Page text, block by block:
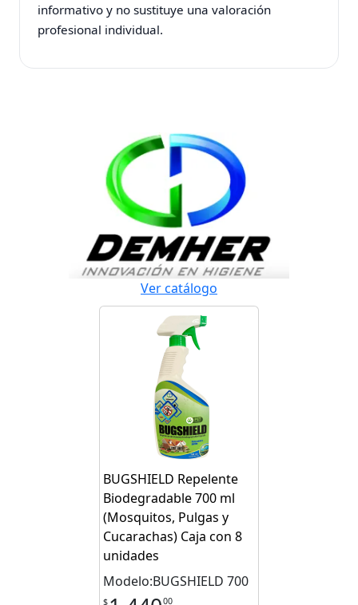
informativo y no sustituye una valoración
profesional individual.
Ver catálogo
BUGSHIELD Repelente
Biodegradable 700 ml
(Mosquitos, Pulgas y
Cucarachas) Caja con 8
unidades
Modelo:BUGSHIELD 700
$ 00